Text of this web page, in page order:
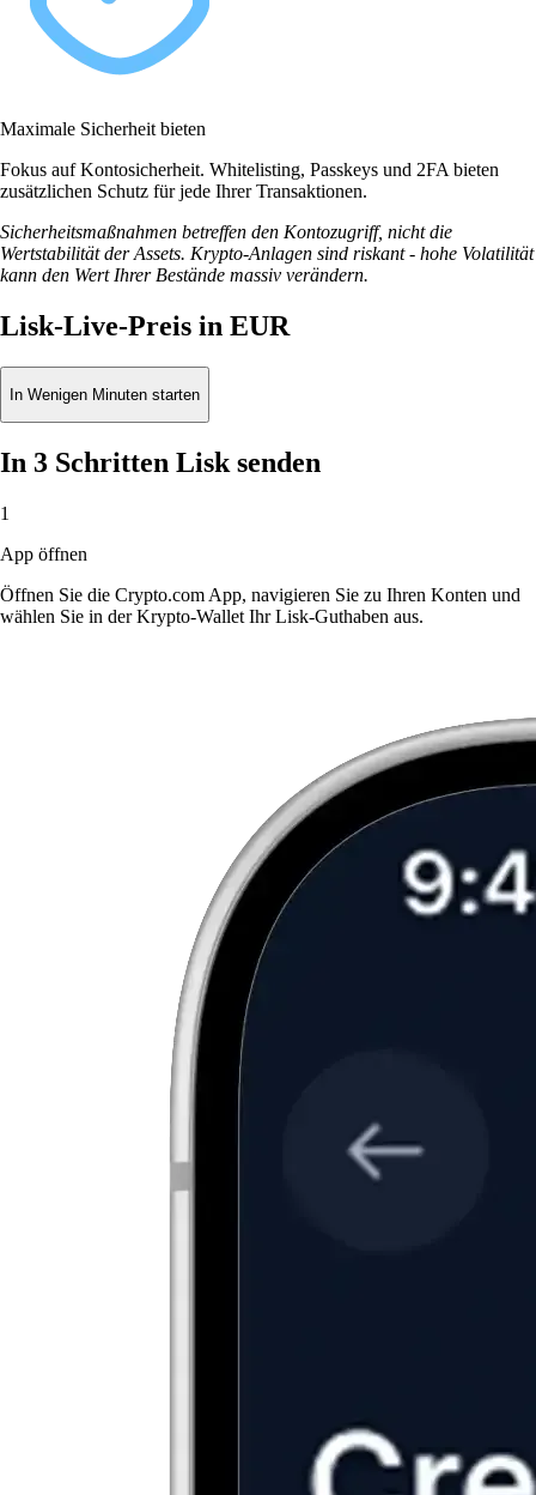
Maximale Sicherheit bieten
Fokus auf Kontosicherheit. Whitelisting, Passkeys und 2FA bieten
zusätzlichen Schutz für jede Ihrer Transaktionen.
Sicherheitsmaßnahmen betreffen den Kontozugriff, nicht die
Wertstabilität der Assets. Krypto-Anlagen sind riskant - hohe Volatilität
kann den Wert Ihrer Bestände massiv verändern.
Lisk-Live-Preis in EUR
In Wenigen Minuten starten
In 3 Schritten Lisk senden
1
App öffnen
Öffnen Sie die Crypto.com App, navigieren Sie zu Ihren Konten und
wählen Sie in der Krypto-Wallet Ihr Lisk-Guthaben aus.